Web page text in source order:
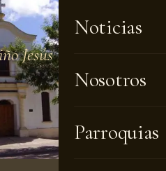
Noticias
Nosotros
Parroquias
Jesús